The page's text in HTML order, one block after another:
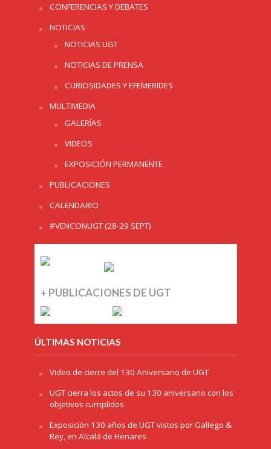
CONFERENCIAS Y DEBATES
NOTICIAS
NOTICIAS UGT
NOTICIAS DE PRENSA
CURIOSIDADES Y EFEMERIDES
MULTIMEDIA
GALERÍAS
VIDEOS
EXPOSICIÓN PERMANENTE
PUBLICACIONES
CALENDARIO
#VENCONUGT (28-29 SEPT)
+ PUBLICACIONES DE UGT
ÚLTIMAS NOTICIAS
Video de cierre del 130 Aniversario de UGT
UGT cierra los actos de su 130 aniversario con los
objetivos cumplidos
Exposición 130 años de UGT vistos por Gallego &
Rey, en Alcalá de Henares